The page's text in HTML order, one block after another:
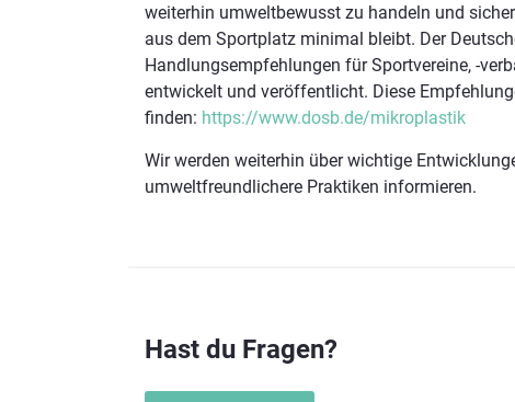
weiterhin umweltbewusst zu handeln und
aus dem Sportplatz minimal bleibt. Der
Handlungsempfehlungen für Sportvereine, -
entwickelt und veröffentlicht. Diese
finden: https://www.dosb.de/mikroplastik
Wir werden weiterhin über wichtige
umweltfreundlichere Praktiken informieren.
Hast du Fragen?